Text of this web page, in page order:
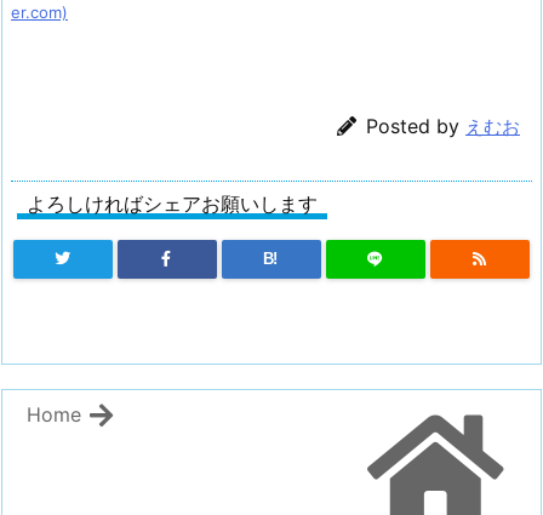
er.com)
Posted by えむお
よろしければシェアお願いします
B!
Home